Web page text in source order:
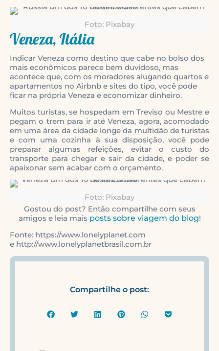
Foto: Pixabay
Veneza, Itália
Indicar Veneza como destino que cabe no bolso dos
mais econômicos parece bem duvidoso, mas
acontece que, com os moradores alugando quartos e
apartamentos no Airbnb e sites do tipo, você pode
ficar na própria Veneza e economizar dinheiro.
Muitos turistas, se hospedam em Treviso ou Mestre e
pegam o trem para ir até Veneza, agora, acomodado
em uma área da cidade longe da multidão de turistas
e com uma cozinha à sua disposição, você pode
preparar algumas refeições, evitar o custo do
transporte para chegar e sair da cidade, e poder se
apaixonar sem acabar com o orçamento.
Foto: Pixabay
Gostou do post? Então compartilhe com seus
amigos e leia mais posts sobre viagem do blog!
Fonte: https://www.lonelyplanet.com
e http://www.lonelyplanetbrasil.com.br
Compartilhe o post: